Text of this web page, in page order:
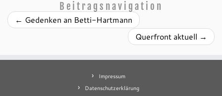
Beitragsnavigation
← Gedenken an Betti-Hartmann
Querfront aktuell →
Impressum
Datenschutzerklärung